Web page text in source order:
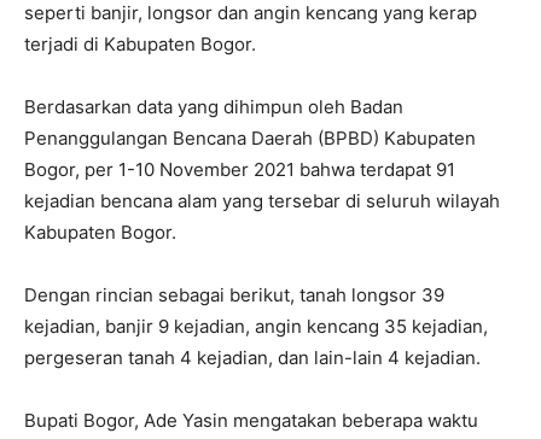
seperti banjir, longsor dan angin kencang yang kerap
terjadi di Kabupaten Bogor.
Berdasarkan data yang dihimpun oleh Badan
Penanggulangan Bencana Daerah (BPBD) Kabupaten
Bogor, per 1-10 November 2021 bahwa terdapat 91
kejadian bencana alam yang tersebar di seluruh wilayah
Kabupaten Bogor.
Dengan rincian sebagai berikut, tanah longsor 39
kejadian, banjir 9 kejadian, angin kencang 35 kejadian,
pergeseran tanah 4 kejadian, dan lain-lain 4 kejadian.
Bupati Bogor, Ade Yasin mengatakan beberapa waktu